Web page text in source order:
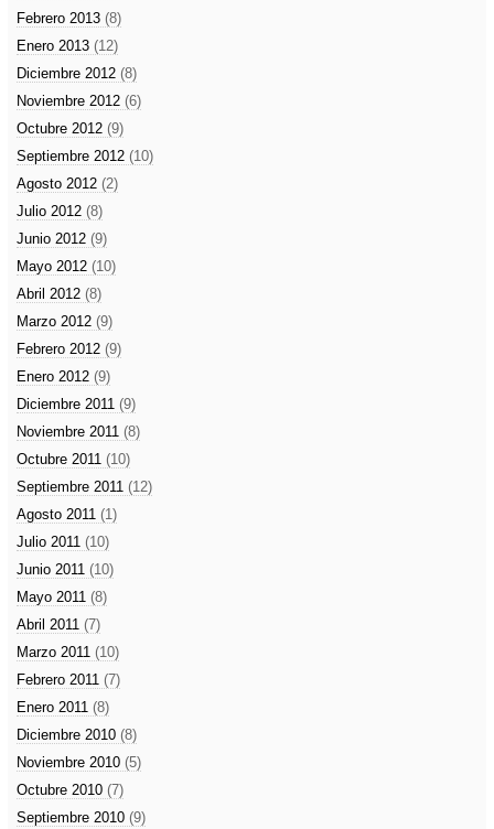
Febrero 2013 (8)
Enero 2013 (12)
Diciembre 2012 (8)
Noviembre 2012 (6)
Octubre 2012 (9)
Septiembre 2012 (10)
Agosto 2012 (2)
Julio 2012 (8)
Junio 2012 (9)
Mayo 2012 (10)
Abril 2012 (8)
Marzo 2012 (9)
Febrero 2012 (9)
Enero 2012 (9)
Diciembre 2011 (9)
Noviembre 2011 (8)
Octubre 2011 (10)
Septiembre 2011 (12)
Agosto 2011 (1)
Julio 2011 (10)
Junio 2011 (10)
Mayo 2011 (8)
Abril 2011 (7)
Marzo 2011 (10)
Febrero 2011 (7)
Enero 2011 (8)
Diciembre 2010 (8)
Noviembre 2010 (5)
Octubre 2010 (7)
Septiembre 2010 (9)